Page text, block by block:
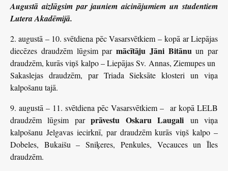
Augustā aizlūgsim par jauniem aicinājumiem un studentiem
Lutera Akadēmijā.
2. augustā – 10. svētdiena pēc Vasarsvētkiem – kopā ar Liepājas
diecēzes draudzēm lūgsim par mācītāju Jāni Bitānuun par
draudzēm, kurās viņš kalpo – Liepājas Sv. Annas, Ziemupes un
Sakaslejas draudzēm, par Triada Sieksāte klosteri un viņa
kalpošanu tajā.
9. augustā – 11. svētdiena pēc Vasarsvētkiem – ar kopā LELB
draudzēm lūgsim parprāvestu Oskaru Laugali un viņa
kalpošanu Jelgavas iecirknī, par draudzēm kurās viņš kalpo –
Dobeles, Bukaišu – Sniķeres, Penkules, Vecauces un Īles
draudzēm.